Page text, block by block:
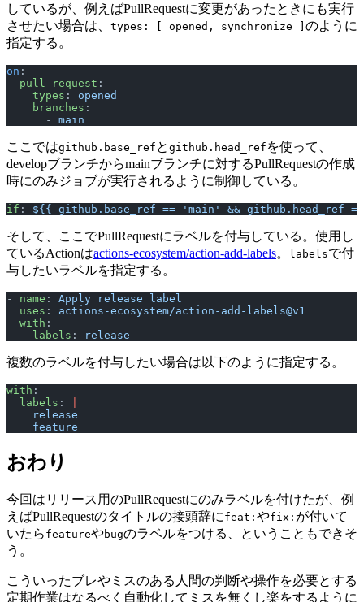
しているが、例えばPullRequestに変更があったときにも実行
させたい場合は、 types: [ opened, synchronize ] のように
指定する。
on :
  pull_request
:
    types
: opened
    branches
:
      -
main
ここではgithub.base_ref と github.head_ref を使って、
developブランチからmainブランチに対するPullRequestの作成
時にのみジョブが実行されるように制御している。
if : ${{ github.base_ref == 'main' && github.head_ref
そして、ここでPullRequestにラベルを付与している。使用し
ているActionはactions-ecosystem/action-add-labels。 labelsで付
与したいラベルを指定する。
- name : Apply release label
  uses
: actions-ecosystem/action-add-labels@v1
  with
:
    labels
: release
複数のラベルを付与したい場合は以下のように指定する。
with :
  labels
:
    release
    feature
おわり
今回はリリース用のPullRequestにのみラベルを付けたが、例
えばPullRequestのタイトルの接頭辞に feat: やfix: が付いて
いたら featureやbugのラベルをつける、ということもできそ
う。
こういったブレやミスのある人間の判断や操作を必要とする
定期作業はなるべく自動化してミスを無くし楽をするように